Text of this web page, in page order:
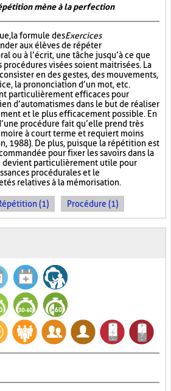
mène à la perfection
la formule desExercices
aux élèves de répéter
ou à l’écrit, une tâche jusqu’à ce que
procédures visées soient maitrisées. La
en des gestes, des mouvements,
la prononciation d’un mot, etc.
particulièrement efficaces pour
d’automatismes dans le but de réaliser
et le plus efficacement possible. En
procédure fait qu’elle prend très
à court terme et requiert moins
1988). De plus, puisque la répétition est
pour fixer les savoirs dans la
devient particulièrement utile pour
procédurales et le
relatives à la mémorisation.
(1) Procédure (1)